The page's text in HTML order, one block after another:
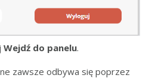
Wejdź do panelu.
zawsze odbywa się poprzez